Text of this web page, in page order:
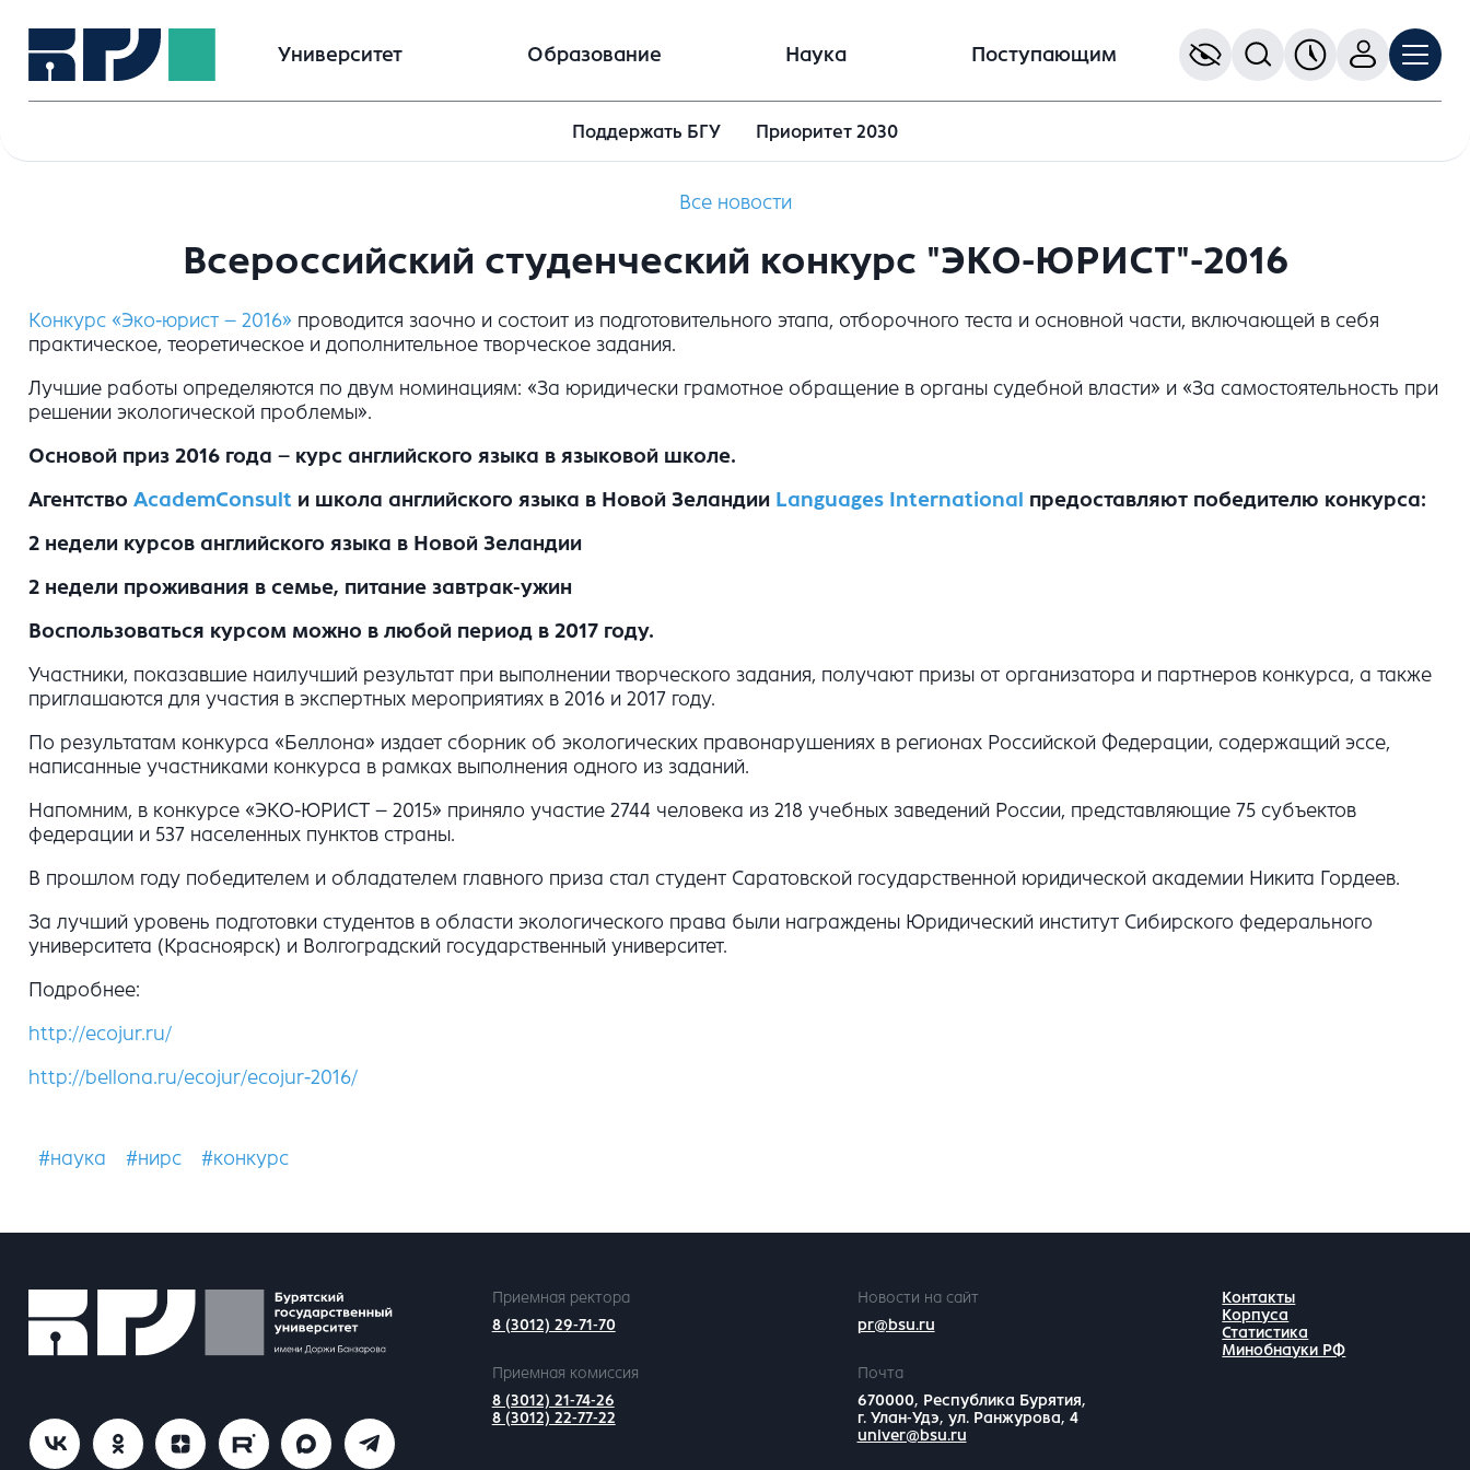
Университет Образование Наука Поступающим
Поддержать БГУ Приоритет 2030
Все новости
Всероссийский студенческий конкурс "ЭКО-ЮРИСТ"-2016
Конкурс «Эко-юрист – 2016» проводится заочно и состоит из подготовительного этапа, отборочного теста и основной части, включающей в себя
практическое, теоретическое и дополнительное творческое задания.
Лучшие работы определяются по двум номинациям: «За юридически грамотное обращение в органы судебной власти» и «За самостоятельность при
решении экологической проблемы».
Основой приз 2016 года – курс английского языка в языковой школе.
Агентство AcademConsult и школа английского языка в Новой Зеландии Languages International предоставляют победителю конкурса:
2 недели курсов английского языка в Новой Зеландии
2 недели проживания в семье, питание завтрак-ужин
Воспользоваться курсом можно в любой период в 2017 году.
Участники, показавшие наилучший результат при выполнении творческого задания, получают призы от организатора и партнеров конкурса, а также
приглашаются для участия в экспертных мероприятиях в 2016 и 2017 году.
По результатам конкурса «Беллона» издает сборник об экологических правонарушениях в регионах Российской Федерации, содержащий эссе,
написанные участниками конкурса в рамках выполнения одного из заданий.
Напомним, в конкурсе «ЭКО-ЮРИСТ – 2015» приняло участие 2744 человека из 218 учебных заведений России, представляющие 75 субъектов
федерации и 537 населенных пунктов страны.
В прошлом году победителем и обладателем главного приза стал студент Саратовской государственной юридической академии Никита Гордеев.
За лучший уровень подготовки студентов в области экологического права были награждены Юридический институт Сибирского федерального
университета (Красноярск) и Волгоградский государственный университет.
Подробнее:
http://ecojur.ru/
http://bellona.ru/ecojur/ecojur-2016/
#наука #нирс #конкурс
Приемная ректора
8 (3012) 29-71-70
Новости на сайт
pr@bsu.ru
Приемная комиссия
8 (3012) 21-74-26
8 (3012) 22-77-22
Почта
670000, Республика Бурятия,
г. Улан-Удэ, ул. Ранжурова, 4
univer@bsu.ru
Контакты
Корпуса
Статистика
Минобнауки РФ